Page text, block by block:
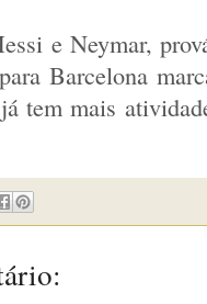
e Neymar,
Barcelona
tem mais